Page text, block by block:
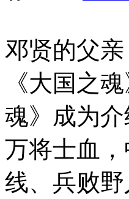
邓贤的父
《大国之
魂》成为
万将士血
线、兵败